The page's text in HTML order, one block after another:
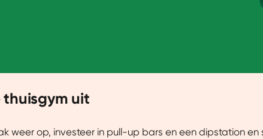
thuisgym uit
weer op, investeer in pull-up bars en een dipstationen